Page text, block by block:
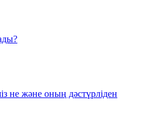
не және оның дәстүрліден